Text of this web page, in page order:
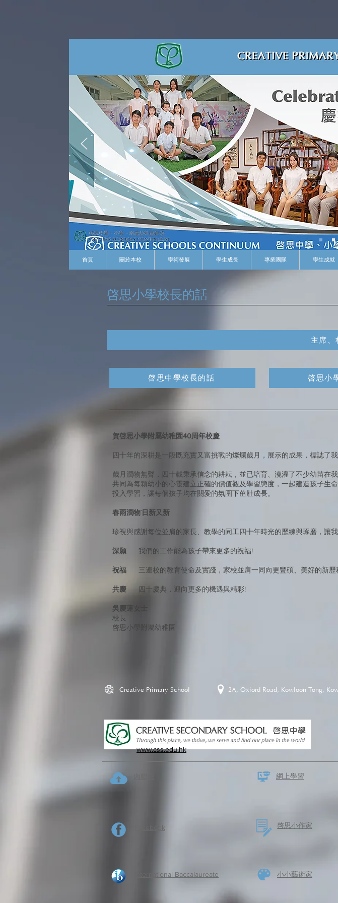
首頁 關於本校 學術發展 學生成長 專業團隊 學生成就
啓思小學校長的話
主席、
啓思中學校長的話 啓思小
賀啓思小學附屬幼稚園40周年校慶
四十年的深耕是一段既充實又富挑戰的燦爛歲月，展示的成果，標誌了
歲月潤物無聲，四十載秉承信念的耕耘，並已培育、澆灌了不少幼苗在
共同為每顆幼小的心靈建立正確的價值觀及學習態度，一起建造孩子生
投入學習，讓每個孩子均在關愛的氛圍下茁壯成長。
春雨潤物˙日新又新
珍視與感謝每位並肩的家長、教學的同工四十年時光的歷練與琢磨，讓
深願 我們的工作能為孩子帶來更多的祝福!
祝福 三連校的教育使命及實踐，家校並肩一同向更豐碩、美好的新歷
共慶 四十慶典，迎向更多的機遇與精彩!
吳慶蓮女士
校長
啓思小學附屬幼稚園
Creative Primary School 2A, Oxford Road, Kowloon Tong,
www.css.edu.hk
Facebook
International Baccalaureate
網上學習
啓思​小作家
​小小藝術家